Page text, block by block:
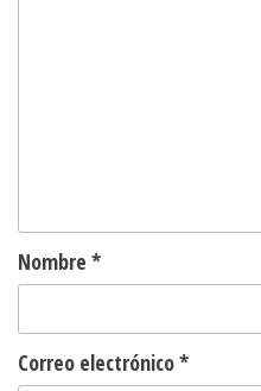
Nombre *
Correo electrónico*